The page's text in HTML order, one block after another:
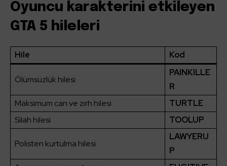
Oyuncu karakterini etkileyen
GTA 5 hileleri
Hile Kod
Ölümsüzlük hilesi
PAINKILLE
R
Maksimum can ve zırh hilesi
TURTLE
Silah hilesi
TOOLUP
Polisten kurtulma hilesi
LAWYERU
P